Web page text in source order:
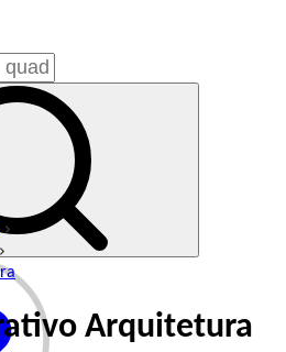
Arquitetura